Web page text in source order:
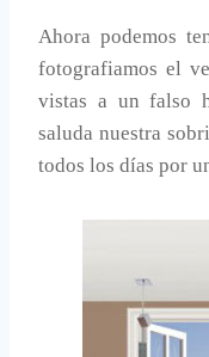
Ahora podemos
fotografiamos el
vistas a un falso
saluda nuestra
todos los días por